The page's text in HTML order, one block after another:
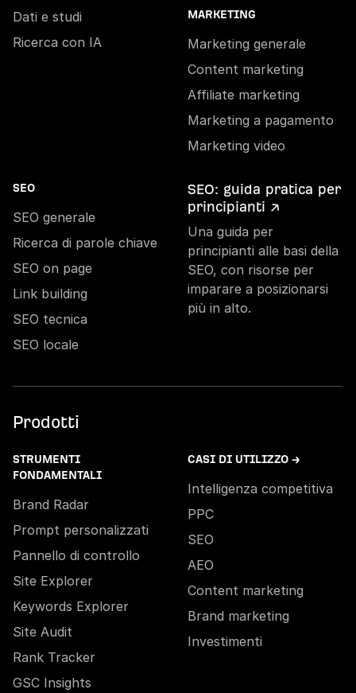
Dati e studi
Ricerca con IA
MARKETING
Marketing generale
Content marketing
Affiliate marketing
Marketing a pagamento
Marketing video
SEO
SEO generale
Ricerca di parole chiave
SEO on page
Link building
SEO tecnica
SEO locale
SEO: guida pratica per
principianti ↗
Una guida per
principianti alle basi della
SEO, con risorse per
imparare a posizionarsi
più in alto.
Prodotti
STRUMENTI
FONDAMENTALI
Brand Radar
Prompt personalizzati
Pannello di controllo
Site Explorer
Keywords Explorer
Site Audit
Rank Tracker
GSC Insights
CASI DI UTILIZZO →
Intelligenza competitiva
PPC
SEO
AEO
Content marketing
Brand marketing
Investimenti